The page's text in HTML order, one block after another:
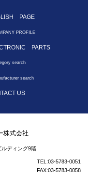
PAGE
PROFILE
PARTS
search
search
US
株式会社
ディング9階
TEL:03-5783-0051
FAX:03-5783-0058